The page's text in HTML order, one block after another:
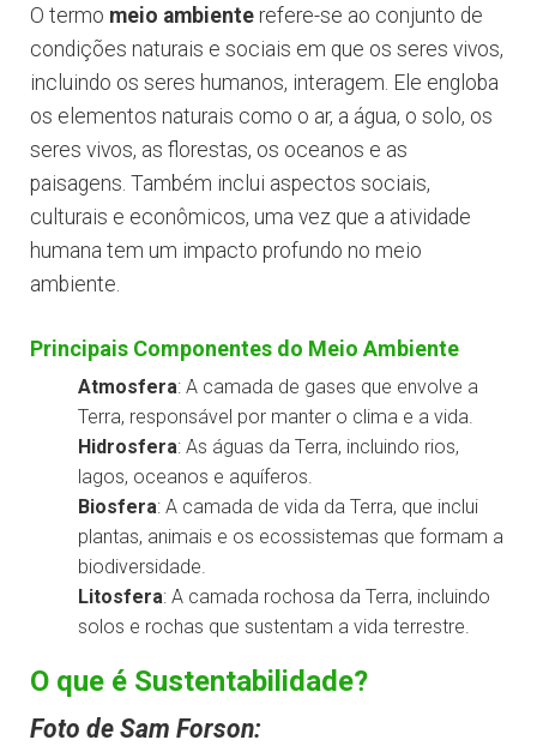
O termo meio ambiente refere-se ao conjunto de
condições naturais e sociais em que os seres vivos,
incluindo os seres humanos, interagem. Ele engloba
os elementos naturais como o ar, a água, o solo, os
seres vivos, as florestas, os oceanos e as
paisagens. Também inclui aspectos sociais,
culturais e econômicos, uma vez que a atividade
humana tem um impacto profundo no meio
ambiente.
Principais Componentes do Meio Ambiente
Atmosfera: A camada de gases que envolve a
Terra, responsável por manter o clima e a vida.
Hidrosfera: As águas da Terra, incluindo rios,
lagos, oceanos e aquíferos.
Biosfera: A camada de vida da Terra, que inclui
plantas, animais e os ecossistemas que formam a
biodiversidade.
Litosfera: A camada rochosa da Terra, incluindo
solos e rochas que sustentam a vida terrestre.
O que é Sustentabilidade?
Foto de Sam Forson: